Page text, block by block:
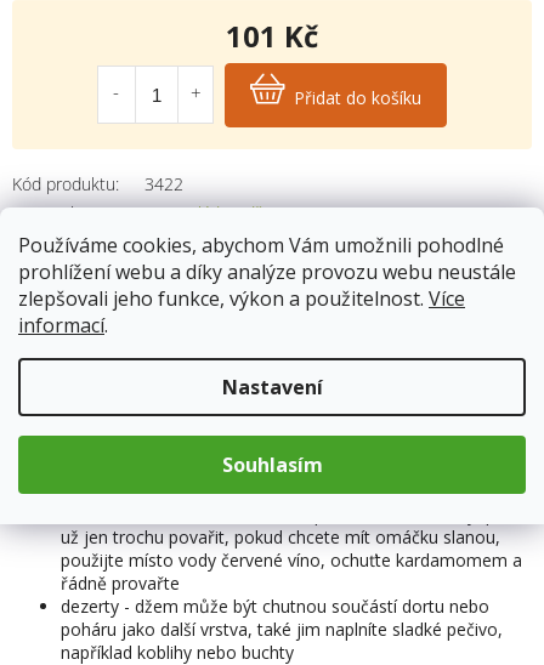
Používáme cookies, abychom Vám umožnili pohodlné
prohlížení webu a díky analýze provozu webu neustále
zlepšovali jeho funkce, výkon a použitelnost. Více
informací.
Nastavení
Souhlasím
Kód produktu:
3422
Kategorie:
Marmelády a džemy
Hmotnost: 0.284 kg
101 Kč
Měrná
cena:
Přidat do košíku
Využití:
pečivo - džem chutná skvěle namazaný na čerstvém pečivu
omáčky - pro sladkou variantu omáčky stačí džem v hrnci
už jen trochu povařit, pokud chcete mít omáčku slanou,
použijte místo vody červené víno, ochuťte kardamomem a
řádně provařte
dezerty - džem může být chutnou součástí dortu nebo
poháru jako další vrstva, také jim naplníte sladké pečivo,
například koblihy nebo buchty